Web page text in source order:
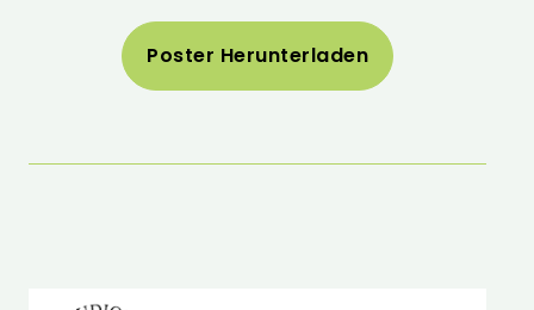
Poster Herunterladen